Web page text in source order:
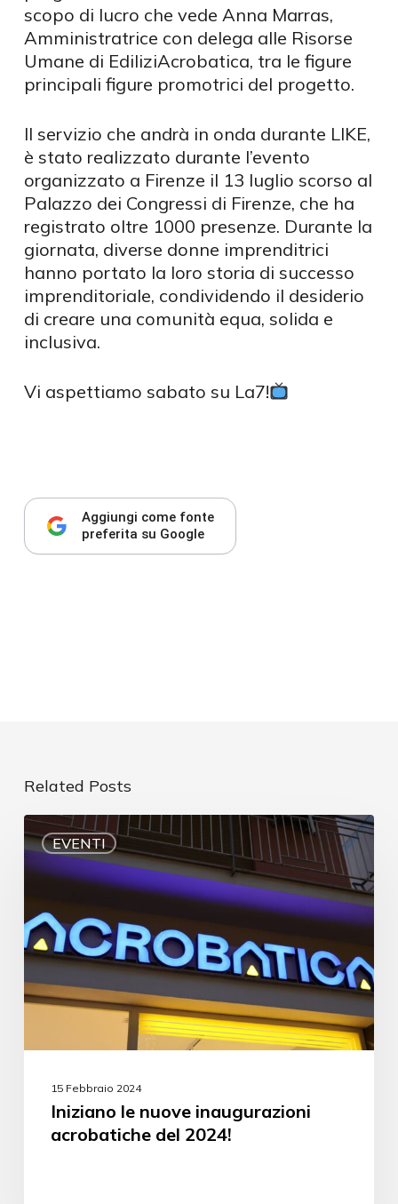
scopo di lucro che vede Anna Marras,
Amministratrice con delega alle Risorse
Umane di EdiliziAcrobatica, tra le figure
principali figure promotrici del progetto.
Il servizio che andrà in onda durante LIKE,
è stato realizzato durante l’evento
organizzato a Firenze il 13 luglio scorso al
Palazzo dei Congressi di Firenze, che ha
registrato oltre 1000 presenze. Durante la
giornata, diverse donne imprenditrici
hanno portato la loro storia di successo
imprenditoriale, condividendo il desiderio
di creare una comunità equa, solida e
inclusiva.
Vi aspettiamo sabato su La7!
Aggiungi come fonte
preferita su Google
Related Posts
EVENTI
15 Febbraio 2024
Iniziano le nuove inaugurazioni
acrobatiche del 2024!